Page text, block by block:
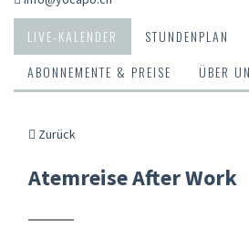
LIVE-KALENDER STUNDENPLAN
ABONNEMENTE & PREISE
ÜBER
Zurück
Atemreise After Work